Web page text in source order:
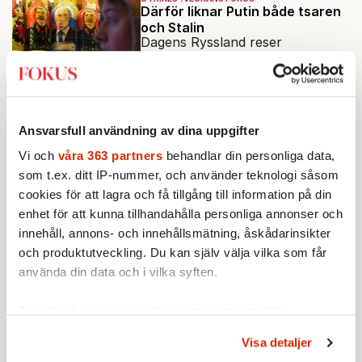
Ansvarsfull användning av dina uppgifter
Vi och våra 363 partners behandlar din personliga data,
som t.ex. ditt IP-nummer, och använder teknologi såsom
cookies för att lagra och få tillgång till information på din
enhet för att kunna tillhandahålla personliga annonser och
innehåll, annons- och innehållsmätning, åskådarinsikter
och produktutveckling. Du kan själv välja vilka som får
använda din data och i vilka syften.
Du kan ändra eller dra tillbaka ditt samtycke när som
Visa detaljer
vänner.
Därför liknar Putin både tsaren
och Stalin
Dagens Ryssland reser
motsägelsefullt förflutet. Hur
kunde två revolutioner förändra
den ryska statsidén?
Av: Bengt Jangfeldt•
UTRIKES VECKANS FOKUS
Går Storbritannien att rädda?
För 150 år sedan var de jordens
rikaste land. Nu ärver den sjunde
regeringen på tio år ett land i
politiskt och ekonomiskt kaos.
Av: Lotta Dinkelspiel
KRÖNIKA
Johan Hakelius:Britternas hopp:
soptunneansiktet
Britterna verkar ha tappat sin